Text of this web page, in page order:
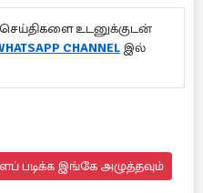
செய்திகளை உடனுக்குடன்
CHANNEL இல்
படிக்க இங்கே அழுத்தவும்